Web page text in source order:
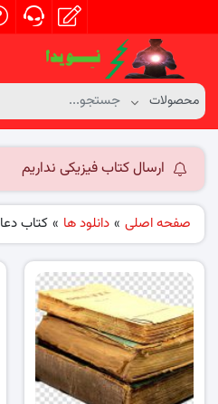
ارسال کتاب فیزیکی نداریم
صفحه اصلی » دانلود ها » کتاب دعا